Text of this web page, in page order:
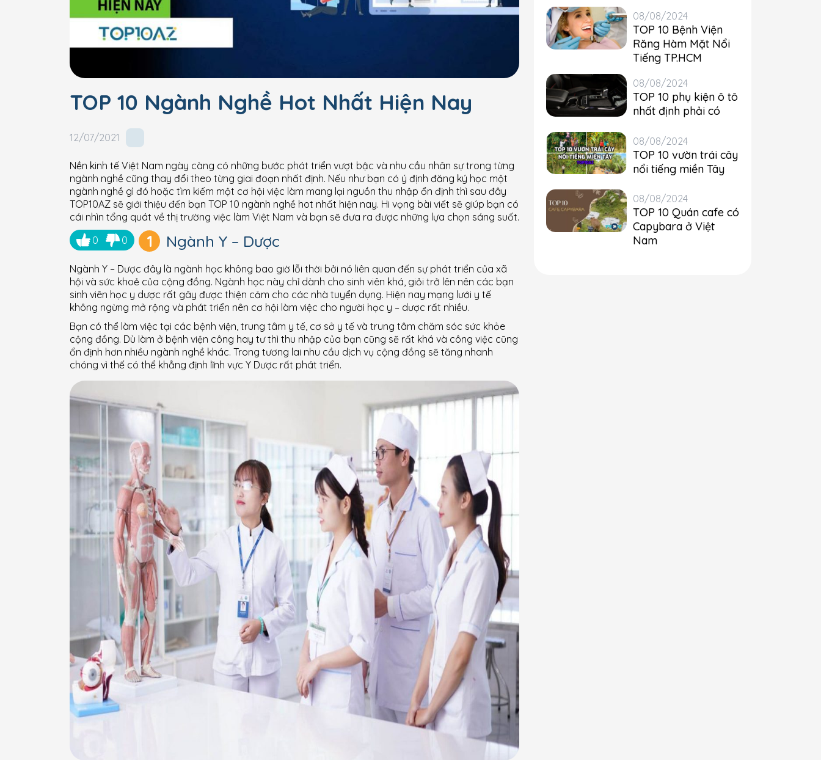
TOP 10 Ngành Nghề Hot Nhất Hiện Nay
12/07/2021
Nền kinh tế Việt Nam ngày càng có những bước phát triển vượt bậc và nhu cầu nhân sự trong từng
ngành nghề cũng thay đổi theo từng giai đoạn nhất định. Nếu như bạn có ý định đăng ký học một
ngành nghề gì đó hoặc tìm kiếm một cơ hội việc làm mang lại nguồn thu nhập ổn định thì sau đây
TOP10AZ sẽ giới thiệu đến bạn TOP 10 ngành nghề hot nhất hiện nay. Hi vọng bài viết sẽ giúp bạn có
cái nhìn tổng quát về thị trường việc làm Việt Nam và bạn sẽ đưa ra được những lựa chọn sáng suốt.
0
0 1 Ngành Y – Dược
Ngành Y – Dược đây là ngành học không bao giờ lỗi thời bởi nó liên quan đến sự phát triển của xã
hội và sức khoẻ của cộng đồng. Ngành học này chỉ dành cho sinh viên khá, giỏi trở lên nên các bạn
sinh viên học y dược rất gây được thiện cảm cho các nhà tuyển dụng. Hiện nay mạng lưới y tế
không ngừng mở rộng và phát triển nên cơ hội làm việc cho người học y – dược rất nhiều.
Bạn có thể làm việc tại các bệnh viện, trung tâm y tế, cơ sở y tế và trung tâm chăm sóc sức khỏe
cộng đồng. Dù làm ở bệnh viện công hay tư thì thu nhập của bạn cũng sẽ rất khá và công việc cũng
ổn định hơn nhiều ngành nghề khác. Trong tương lai nhu cầu dịch vụ cộng đồng sẽ tăng nhanh
chóng vì thế có thể khẳng định lĩnh vực Y Dược rất phát triển.
08/08/2024
TOP 10 Bệnh Viện
Răng Hàm Mặt Nổi
Tiếng TP.HCM
08/08/2024
TOP 10 phụ kiện ô tô
nhất định phải có
08/08/2024
TOP 10 vườn trái cây
nổi tiếng miền Tây
08/08/2024
TOP 10 Quán cafe có
Capybara ở Việt
Nam